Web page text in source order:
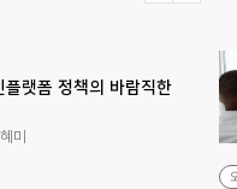
플랫폼 정책의 바람직한
미